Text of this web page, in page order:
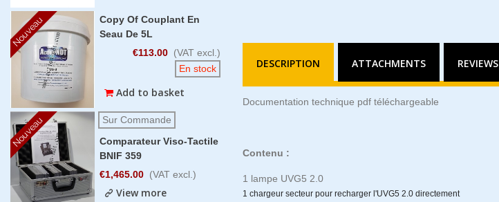
Nouveau
Copy Of Couplant En
Seau De 5L
€113.00 (VAT excl.)
En stock
Add to basket
Nouveau
Sur Commande
Comparateur Viso-Tactile
BNIF 359
€1,465.00 (VAT excl.)
View more
DESCRIPTION ATTACHMENTS REVIEWS
Documentation technique pdf téléchargeable
Contenu :
1 lampe UVG5 2.0
1 chargeur secteur pour recharger l'UVG5 2.0 directement